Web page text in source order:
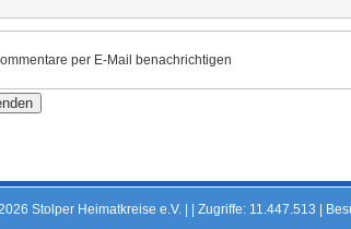
per E-Mail benachrichtigen
Stolper Heimatkreise e.V. | | Zugriffe: 11.447.513 |